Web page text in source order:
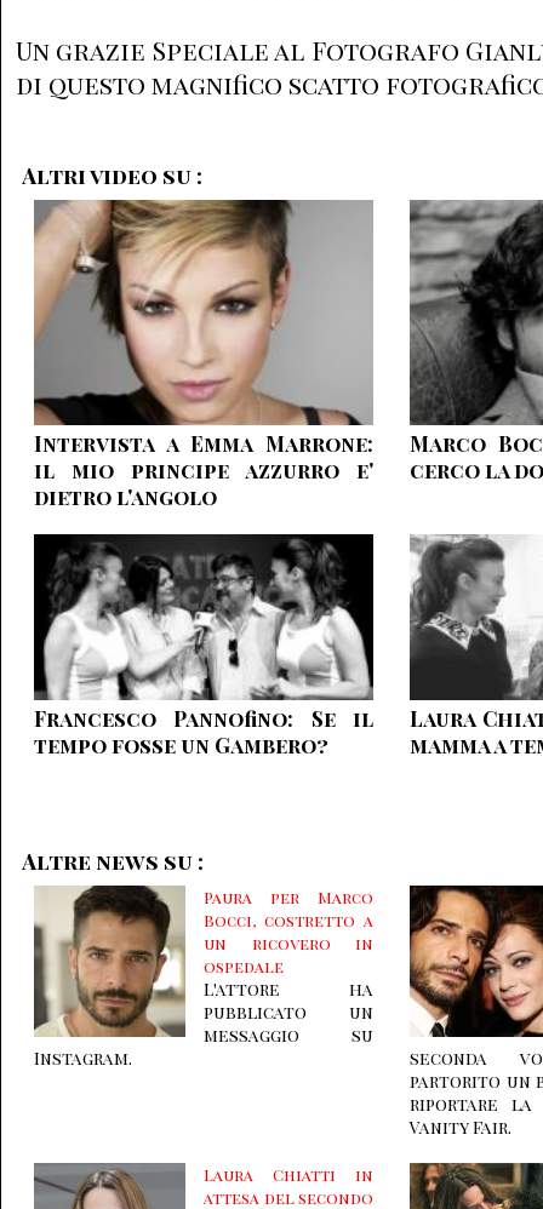
Un grazie Speciale al Fotografo
di questo magnifico scatto
Altri video su :
Intervista a Emma Marrone:
il mio principe azzurro e'
dietro l'angolo
Marco
cerco la
Francesco Pannofino: Se il
tempo fosse un Gambero
Laura
mamma a
Altre news su :
Paura per Marco
Bocci, costretto a
un ricovero in
ospedale
L'attore ha
pubblicato un
messaggio su
Instagram.
seconda
partorito un
riportare
Vanity Fair.
Laura Chiatti in
attesa del secondo